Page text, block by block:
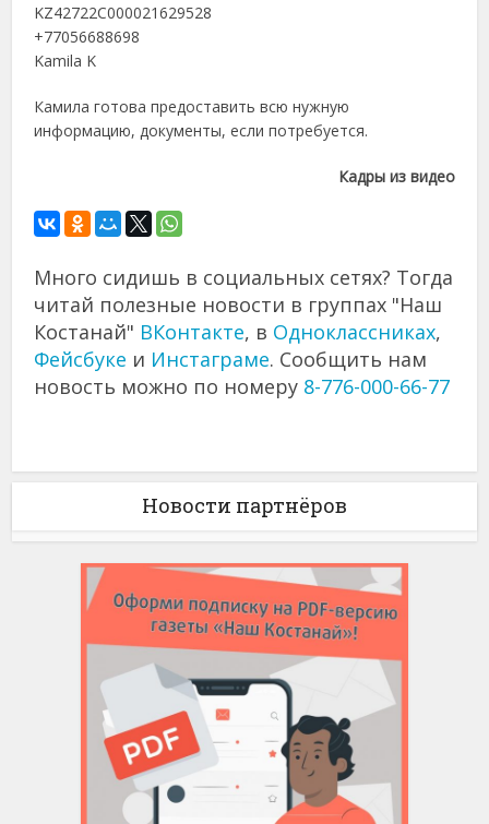
KZ42722C000021629528
+77056688698
Kamila K
Камила готова предоставить всю нужную
информацию, документы, если потребуется.
Кадры из видео
Много сидишь в социальных сетях? Тогда
читай полезные новости в группах "Наш
Костанай" ВКонтакте, в Одноклассниках,
Фейсбуке и Инстаграме. Сообщить нам
новость можно по номеру 8-776-000-66-77
Новости партнёров